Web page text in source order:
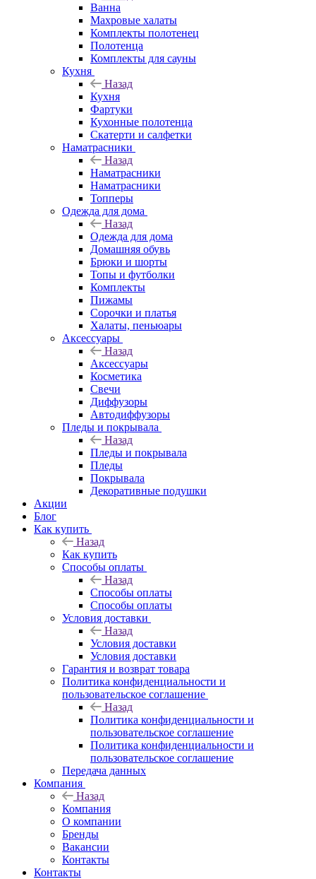
Ванна
Махровые халаты
Комплекты полотенец
Полотенца
Комплекты для сауны
Кухня
Назад
Кухня
Фартуки
Кухонные полотенца
Скатерти и салфетки
Наматрасники
Назад
Наматрасники
Наматрасники
Топперы
Одежда для дома
Назад
Одежда для дома
Домашняя обувь
Брюки и шорты
Топы и футболки
Комплекты
Пижамы
Сорочки и платья
Халаты, пеньюары
Аксессуары
Назад
Аксессуары
Косметика
Свечи
Диффузоры
Автодиффузоры
Пледы и покрывала
Назад
Пледы и покрывала
Пледы
Покрывала
Декоративные подушки
Акции
Блог
Как купить
Назад
Как купить
Способы оплаты
Назад
Способы оплаты
Способы оплаты
Условия доставки
Назад
Условия доставки
Условия доставки
Гарантия и возврат товара
Политика конфиденциальности и
пользовательское соглашение
Назад
Политика конфиденциальности и
пользовательское соглашение
Политика конфиденциальности и
пользовательское соглашение
Передача данных
Компания
Назад
Компания
О компании
Бренды
Вакансии
Контакты
Контакты